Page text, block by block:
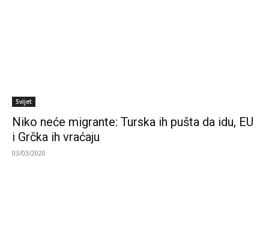
Svijet
Niko neće migrante: Turska ih pušta da idu, EU
i Grčka ih vraćaju
03/03/2020